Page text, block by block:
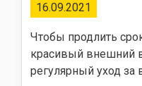
16.09.2021
Чтобы продлить
красивый внешний
регулярный уход